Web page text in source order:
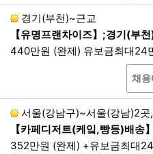
진행됩니다.
3.
제3자 제공동의
3-0880), 부산밝은
청 가능하며, 동의 철
제5조. 개인정보
회사는 개인정보의 수집 및 이
만료 시 해당 개인정보를 파기
과 같습니다. 단, 다른 법령에
여야 하는 경우는 예외로 합니
경기(부천)~근교
【유명프랜차이즈】;경기(부
440만원 (완제) 유보금최대24
상담
채
서울(강남구)~서울(강남)2
【카페디저트(케잌,빵등)배송】;서울(강남구)~서울(
352만원 (완제) +유보금최대